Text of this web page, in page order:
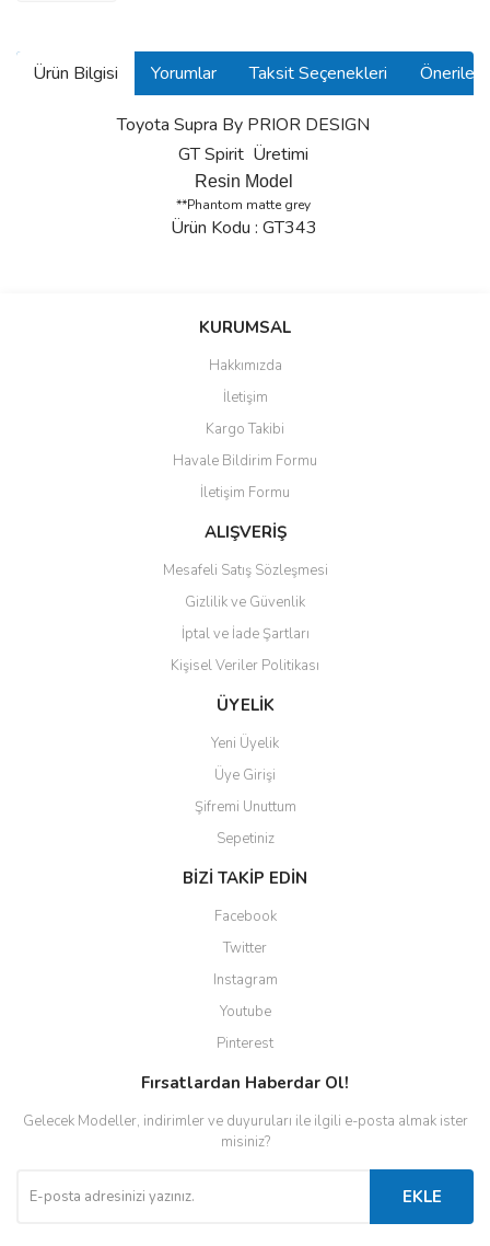
Ürün Bilgisi Yorumlar Taksit Seçenekleri
Toyota Supra By PRIOR DESIGN
GT Spirit Üretimi
Resin Model
**Phantom matte grey
Ürün Kodu : GT343
Bu ürüne ilk yorumu siz yapın!
Yorum Yaz
Ürün resmi kalitesiz, bozuk veya görüntülenemiyor.
Ürün açıklamasında eksik bilgiler bulunuyor.
Ürün bilgilerinde hatalar bulunuyor.
Ürün fiyatı diğer sitelerden daha pahalı.
Bu ürüne benzer farklı alternatifler olmalı.
Gönder
KURUMSAL
Hakkımızda
İletişim
Kargo Takibi
Havale Bildirim Formu
İletişim Formu
ALIŞVERİŞ
Mesafeli Satış Sözleşmesi
Gizlilik ve Güvenlik
İptal ve İade Şartları
Kişisel Veriler Politikası
ÜYELİK
Yeni Üyelik
Üye Girişi
Şifremi Unuttum
Sepetiniz
BİZİ TAKİP EDİN
Facebook
Twitter
Instagram
Youtube
Pinterest
Fırsatlardan Haberdar Ol!
Gelecek Modeller, indirimler ve duyuruları ile ilgili e-posta almak ister
misiniz?
EKLE